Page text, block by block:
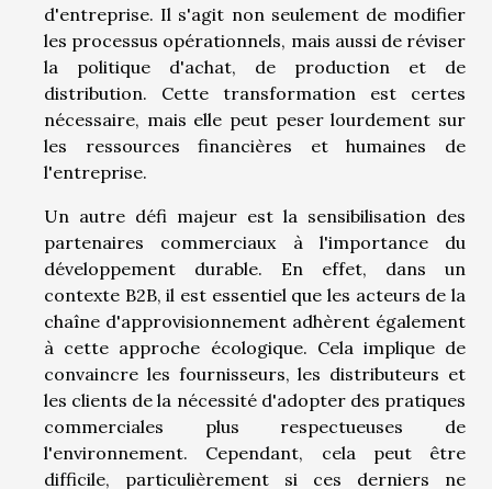
d'entreprise. Il s'agit non seulement de modifier
les processus opérationnels, mais aussi de réviser
la politique d'achat, de production et de
distribution. Cette transformation est certes
nécessaire, mais elle peut peser lourdement sur
les ressources financières et humaines de
l'entreprise.
Un autre défi majeur est la sensibilisation des
partenaires commerciaux à l'importance du
développement durable. En effet, dans un
contexte B2B, il est essentiel que les acteurs de la
chaîne d'approvisionnement adhèrent également
à cette approche écologique. Cela implique de
convaincre les fournisseurs, les distributeurs et
les clients de la nécessité d'adopter des pratiques
commerciales plus respectueuses de
l'environnement. Cependant, cela peut être
difficile, particulièrement si ces derniers ne